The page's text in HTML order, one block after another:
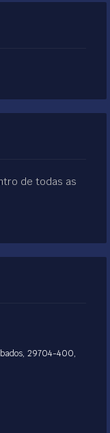
de todas as
29704-400,